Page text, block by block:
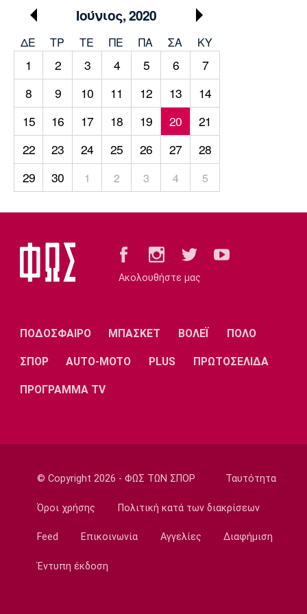
Cine Spot
Media
Παρασκήνιο
Μπαρτσελόνα
Ρεάλ
Μαδρίτης
Ατλέτικο
Μαδρίτης
Γιουνάιτεντ
Ίντερ
Μπορούσια
Ντόρτμουντ
Παρί Σεν
Ζερμέν
Μαρσέιγ
Ιούνιος, 2020
ΔΕ ΤΡ TΕ ΠΕ ΠΑ ΣΑ ΚΥ
1 2 3 4 5 6
7
8
9 10 11 12 13
14
15
16 17 18 19 20
21
22
23 24 25 26 27
28
29
30 1 2 3 4 5
Ακολουθήστε μας
ΠΟΔΟΣΦΑΙΡΟ ΜΠΑΣΚΕΤ ΒΟΛΕΪ ΠΟΛΟ
ΣΠΟΡ AUTO-MOTO PLUS ΠΡΩΤΟΣΕΛΙΔΑ
ΠΡΟΓΡΑΜΜΑ TV
© Copyright 2026 - ΦΩΣ ΤΩΝ ΣΠΟΡ Ταυτότητα
Όροι χρήσης Πολιτική κατά των διακρίσεων
Feed Επικοινωνία Αγγελίες Διαφήμιση
Έντυπη έκδοση